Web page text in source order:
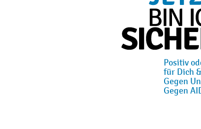
Positiv
für Dich
Gegen
Gegen